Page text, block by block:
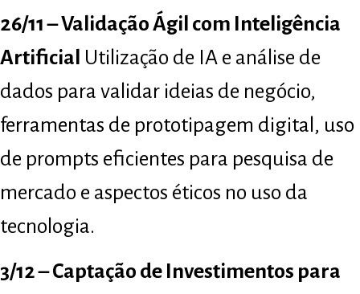
26/11 – Validação Ágil com Inteligência
Artificial Utilização de IA e análise de
dados para validar ideias de negócio,
ferramentas de prototipagem digital, uso
de prompts eficientes para pesquisa de
mercado e aspectos éticos no uso da
tecnologia.
3/12 – Captação de Investimentos para